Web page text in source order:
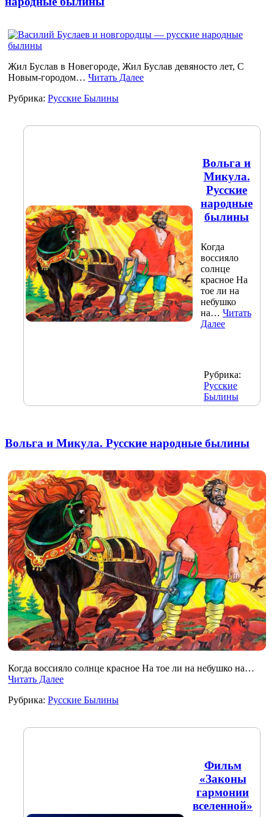
Жил Буслав в Новегороде, Жил Буслав девяносто лет, С
Новым-городом… Читать Далее
Рубрика: Русские Былины
Вольга и
Микула.
Русские
народные
былины
Когда
воссияло
солнце
красное На
тое ли на
небушко
на… Читать
Далее
Рубрика:
Русские
Былины
Вольга и Микула. Русские народные былины
Когда воссияло солнце красное На тое ли на небушко на…
Читать Далее
Рубрика: Русские Былины
Фильм
«Законы
гармонии
вселенной»